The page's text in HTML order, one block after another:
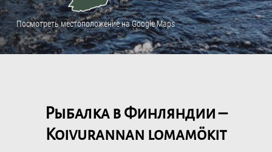
Посмотреть местоположение на Google Maps
Рыбалка в Финляндии –
Koivurannan lomamökit